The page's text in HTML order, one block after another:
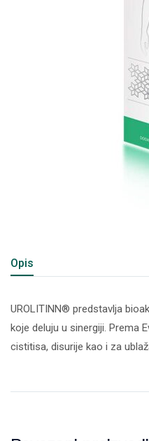
Opis
UROLITINN® predstavlja
koje deluju u sinergiji. Prema
cistitisa, disurije kao i za